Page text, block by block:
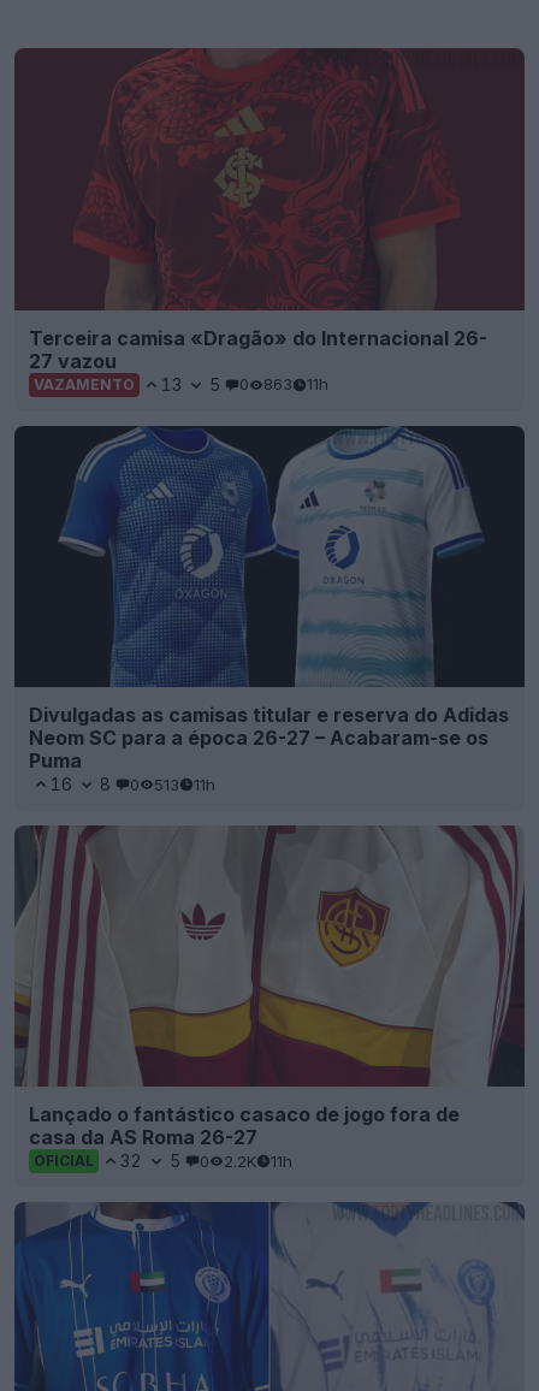
Terceira camisa «Dragão» do Internacional 26-
27 vazou
VAZAMENTO 13 5 0 863 11h
Divulgadas as camisas titular e reserva do Adidas
Neom SC para a época 26-27 – Acabaram-se os
Puma
16 8 0 513 11h
Lançado o fantástico casaco de jogo fora de
casa da AS Roma 26-27
OFICIAL 32 5 0 2.2K 11h